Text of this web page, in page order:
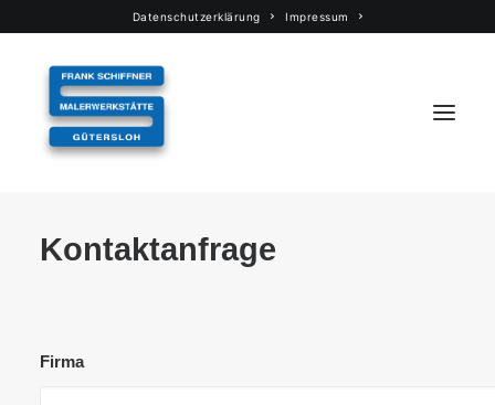
Datenschutzerklärung Impressum
Start
Referenzen
Kontaktanfrage
Firma